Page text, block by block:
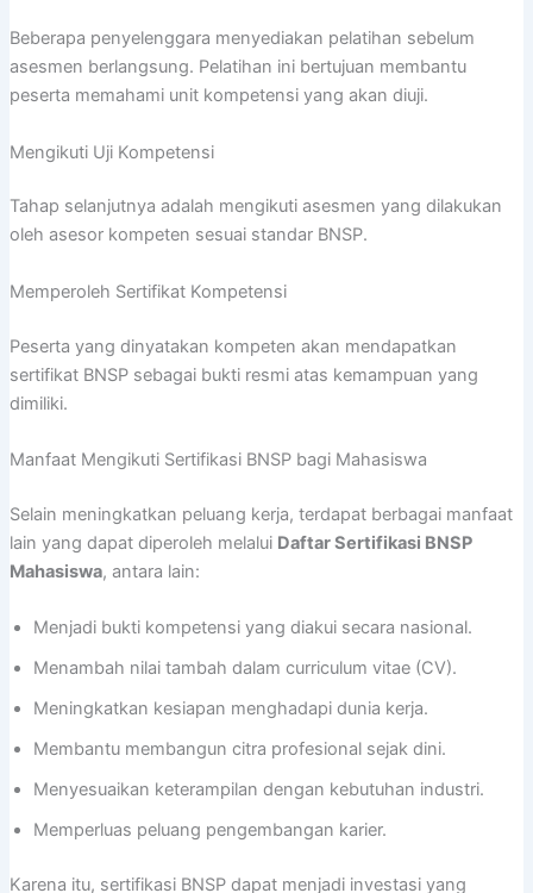
Beberapa penyelenggara menyediakan pelatihan sebelum
asesmen berlangsung. Pelatihan ini bertujuan membantu
peserta memahami unit kompetensi yang akan diuji.
Mengikuti Uji Kompetensi
Tahap selanjutnya adalah mengikuti asesmen yang dilakukan
oleh asesor kompeten sesuai standar BNSP.
Memperoleh Sertifikat Kompetensi
Peserta yang dinyatakan kompeten akan mendapatkan
sertifikat BNSP sebagai bukti resmi atas kemampuan yang
dimiliki.
Manfaat Mengikuti Sertifikasi BNSP bagi Mahasiswa
Selain meningkatkan peluang kerja, terdapat berbagai manfaat
lain yang dapat diperoleh melalui Daftar Sertifikasi BNSP
Mahasiswa, antara lain:
Menjadi bukti kompetensi yang diakui secara nasional.
Menambah nilai tambah dalam curriculum vitae (CV).
Meningkatkan kesiapan menghadapi dunia kerja.
Membantu membangun citra profesional sejak dini.
Menyesuaikan keterampilan dengan kebutuhan industri.
Memperluas peluang pengembangan karier.
Karena itu, sertifikasi BNSP dapat menjadi investasi yang